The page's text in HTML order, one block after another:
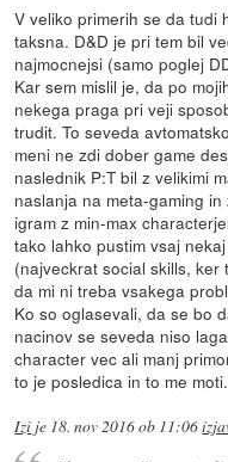
V veliko primerih se da tudi
taksna. D&D je pri tem bil
najmocnejsi (samo poglej
Kar sem mislil je, da po
nekega praga pri veji
trudit. To seveda
meni ne zdi dober game
naslednik P:T bil z velikimi
naslanja na meta-gaming
igram z min-max
tako lahko pustim vsaj
(najveckrat social skills,
da mi ni treba vsakega
Ko so oglasevali, da se bo
nacinov se seveda niso
character vec ali manj
to je posledica in to me moti.
Izi je 18. nov 2016 ob 11:06